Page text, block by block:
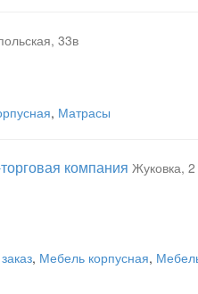
33в
, Матрасы
компания Жуковка, 2
, Мебель корпусная,